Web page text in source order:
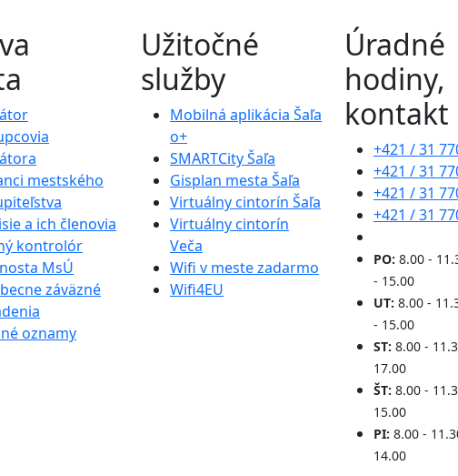
mestského
a ich členovia
kontrolór
MsÚ
záväzné
oznamy
Užitočné
služby
Mobilná aplikácia Šaľa
o+
SMARTCity Šaľa
Gisplan mesta Šaľa
Virtuálny cintorín Šaľa
Virtuálny cintorín
Veča
Wifi v meste zadarmo
Wifi4EU
Úradné
hodiny,
kontakt
+421 / 31
+421 / 31
+421 / 31
+421 / 31
PO: 8.00 -
- 15.00
UT: 8.00 -
- 15.00
ST: 8.00 -
17.00
ŠT: 8.00 -
15.00
PI: 8.00 -
14.00